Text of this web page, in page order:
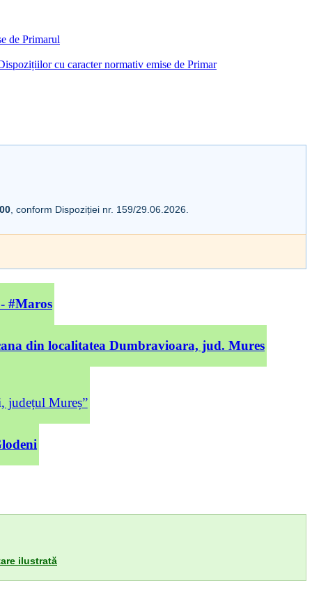
de Primarul
cu caracter normativ emise de Primar
, conform Dispoziției nr. 159/29.06.2026.
#Maros
din localitatea Dumbravioara, jud. Mures
județul Mureș”
ilustrată